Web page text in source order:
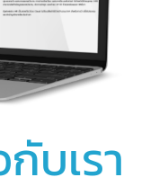
บเรา